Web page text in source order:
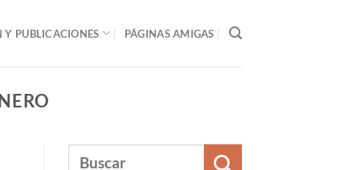
PUBLICACIONES PÁGINAS AMIGAS